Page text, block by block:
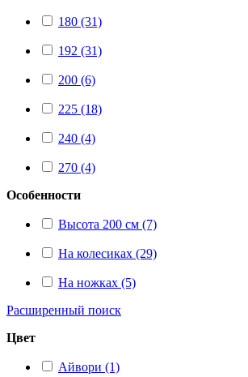
180 (31)
192 (31)
200 (6)
225 (18)
240 (4)
270 (4)
Особенности
Высота 200 см (7)
На колесиках (29)
На ножках (5)
Расширенный поиск
Цвет
Айвори (1)